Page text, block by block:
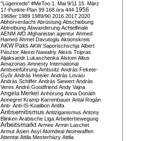
"Lügenrede" #MeToo 1. Mai 9/11 15. März
17-Punkte-Plan 99 168 óra 444 1956
1968er 1989 1989/90 2016 2017 2020
Abhörverdacht Abrüstung Abschiebung
Abtreibung Abwanderung Achtelfinale
AENM AfD Afghanistan agentur Ahmed
Hamed Ahmet Davutoglu Aktionskreis
AKW Paks AKW Saporischschja Albert
Pásztor Alexei Nawalny Alexis Tsipras
Aljaksandr Lukaschenka Alstom Altus
Amazonas Amnesty International
Amtseinführung Amtssitz András Fekete-
Győr András Heisler András Lovasi
András Schiffer András Siewert András
Veres André Goodfriend Andy Vajna
Angela Merkel Anhörung Anna Donáth
Annegret Kramp-Karrenbauer Antal Rogán
Anti- Anti-IS-Koalition Antifa
Antisemitismus Antiziganismus Antony
Blinken Arabische Liga Arbeiterbewegung
Arbeitsmarkt Armee Armin Laschet
Armut Asien Asyl Atomdeal Atomwaffen
Attentat Attila Mesterházy Attila